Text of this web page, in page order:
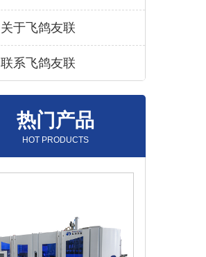
关于飞鸽友联
联系飞鸽友联
热门产品
HOT PRODUCTS